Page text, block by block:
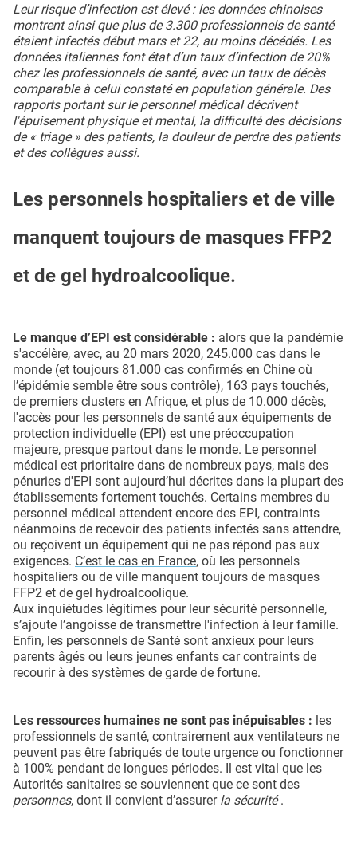
Leur risque d’infection est élevé : les données chinoises
montrent ainsi que plus de 3.300 professionnels de santé
étaient infectés début mars et 22, au moins décédés. Les
données italiennes font état d’un taux d’infection de 20%
chez les professionnels de santé, avec un taux de décès
comparable à celui constaté en population générale. Des
rapports portant sur le personnel médical décrivent
l'épuisement physique et mental, la difficulté des décisions
de « triage » des patients, la douleur de perdre des patients
et des collègues aussi.
Les personnels hospitaliers et de ville
manquent toujours de masques FFP2
et de gel hydroalcoolique.
Le manque d’EPI est considérable : alors que la pandémie
s'accélère, avec, au 20 mars 2020, 245.000 cas dans le
monde (et toujours 81.000 cas confirmés en Chine où
l’épidémie semble être sous contrôle), 163 pays touchés,
de premiers clusters en Afrique, et plus de 10.000 décès,
l'accès pour les personnels de santé aux équipements de
protection individuelle (EPI) est une préoccupation
majeure, presque partout dans le monde. Le personnel
médical est prioritaire dans de nombreux pays, mais des
pénuries d'EPI sont aujourd’hui décrites dans la plupart des
établissements fortement touchés. Certains membres du
personnel médical attendent encore des EPI, contraints
néanmoins de recevoir des patients infectés sans attendre,
ou reçoivent un équipement qui ne pas répond pas aux
exigences. C’est le cas en France, où les personnels
hospitaliers ou de ville manquent toujours de masques
FFP2 et de gel hydroalcoolique.
Aux inquiétudes légitimes pour leur sécurité personnelle,
s’ajoute l’angoisse de transmettre l'infection à leur famille.
Enfin, les personnels de Santé sont anxieux pour leurs
parents âgés ou leurs jeunes enfants car contraints de
recourir à des systèmes de garde de fortune.
Les ressources humaines ne sont pas inépuisables : les
professionnels de santé, contrairement aux ventilateurs ne
peuvent pas être fabriqués de toute urgence ou fonctionner
à 100% pendant de longues périodes. Il est vital que les
Autorités sanitaires se souviennent que ce sont des
personnes, dont il convient d’assurer la sécurité.